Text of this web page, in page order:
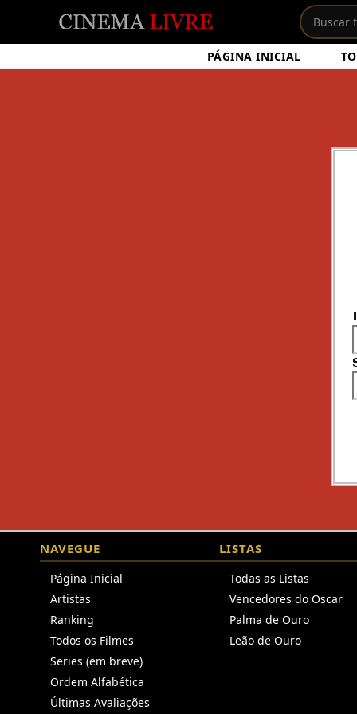
PÁGINA INICIAL
NAVEGUE
Página Inicial
Artistas
Ranking
Todos os Filmes
Series (em breve)
Ordem Alfabética
Últimas Avaliações
LISTAS
Todas as Listas
Vencedores do Oscar
Palma de Ouro
Leão de Ouro